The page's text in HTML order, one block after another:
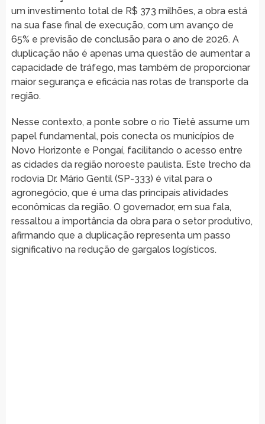
um investimento total de R$ 373 milhões, a obra está
na sua fase final de execução, com um avanço de
65% e previsão de conclusão para o ano de 2026. A
duplicação não é apenas uma questão de aumentar a
capacidade de tráfego, mas também de proporcionar
maior segurança e eficácia nas rotas de transporte da
região.
Nesse contexto, a ponte sobre o rio Tietê assume um
papel fundamental, pois conecta os municípios de
Novo Horizonte e Pongaí, facilitando o acesso entre
as cidades da região noroeste paulista. Este trecho da
rodovia Dr. Mário Gentil (SP-333) é vital para o
agronegócio, que é uma das principais atividades
econômicas da região. O governador, em sua fala,
ressaltou a importância da obra para o setor produtivo,
afirmando que a duplicação representa um passo
significativo na redução de gargalos logísticos.